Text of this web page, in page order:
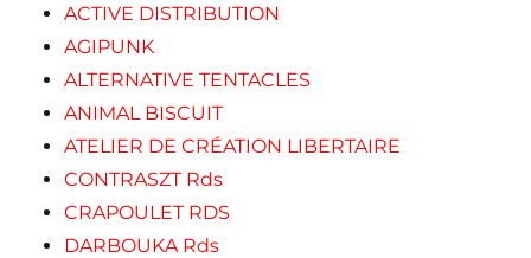
ACTIVE DISTRIBUTION
AGIPUNK
ALTERNATIVE TENTACLES
ANIMAL BISCUIT
ATELIER DE CRÉATION LIBERTAIRE
CONTRASZT Rds
CRAPOULET RDS
DARBOUKA Rds